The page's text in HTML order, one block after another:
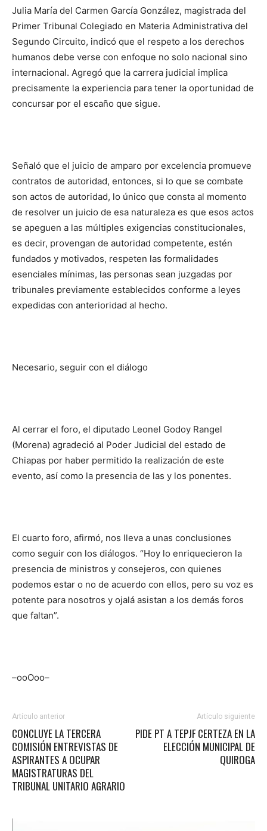
Julia María del Carmen García González, magistrada del
Primer Tribunal Colegiado en Materia Administrativa del
Segundo Circuito, indicó que el respeto a los derechos
humanos debe verse con enfoque no solo nacional sino
internacional. Agregó que la carrera judicial implica
precisamente la experiencia para tener la oportunidad de
concursar por el escaño que sigue.
Señaló que el juicio de amparo por excelencia promueve
contratos de autoridad, entonces, si lo que se combate
son actos de autoridad, lo único que consta al momento
de resolver un juicio de esa naturaleza es que esos actos
se apeguen a las múltiples exigencias constitucionales,
es decir, provengan de autoridad competente, estén
fundados y motivados, respeten las formalidades
esenciales mínimas, las personas sean juzgadas por
tribunales previamente establecidos conforme a leyes
expedidas con anterioridad al hecho.
Necesario, seguir con el diálogo
Al cerrar el foro, el diputado Leonel Godoy Rangel
(Morena) agradeció al Poder Judicial del estado de
Chiapas por haber permitido la realización de este
evento, así como la presencia de las y los ponentes.
El cuarto foro, afirmó, nos lleva a unas conclusiones
como seguir con los diálogos. “Hoy lo enriquecieron la
presencia de ministros y consejeros, con quienes
podemos estar o no de acuerdo con ellos, pero su voz es
potente para nosotros y ojalá asistan a los demás foros
que faltan”.
–ooOoo–
Artículo anterior
CONCLUYE LA TERCERA
COMISIÓN ENTREVISTAS DE
ASPIRANTES A OCUPAR
MAGISTRATURAS DEL
TRIBUNAL UNITARIO AGRARIO
Artículo siguiente
PIDE PT A TEPJF CERTEZA EN LA
ELECCIÓN MUNICIPAL DE
QUIROGA